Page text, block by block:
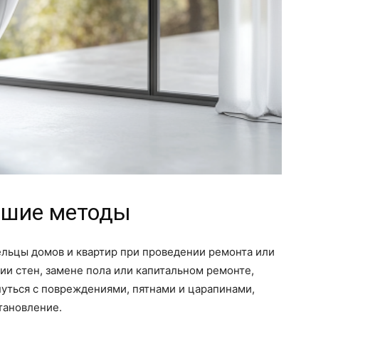
методы
домов и квартир при проведении ремонта или
стен, замене пола или капитальном ремонте,
с повреждениями, пятнами и царапинами,